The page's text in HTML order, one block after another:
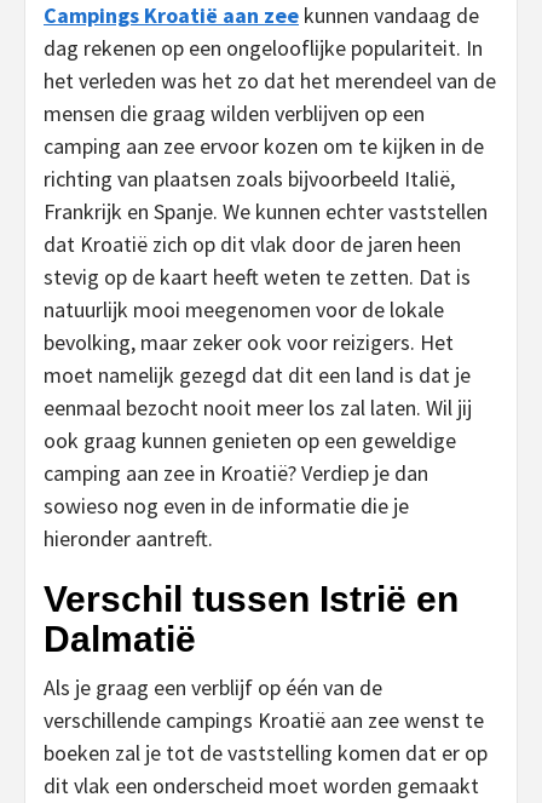
Campings Kroatië aan zee kunnen vandaag de
dag rekenen op een ongelooflijke populariteit. In
het verleden was het zo dat het merendeel van de
mensen die graag wilden verblijven op een
camping aan zee ervoor kozen om te kijken in de
richting van plaatsen zoals bijvoorbeeld Italië,
Frankrijk en Spanje. We kunnen echter vaststellen
dat Kroatië zich op dit vlak door de jaren heen
stevig op de kaart heeft weten te zetten. Dat is
natuurlijk mooi meegenomen voor de lokale
bevolking, maar zeker ook voor reizigers. Het
moet namelijk gezegd dat dit een land is dat je
eenmaal bezocht nooit meer los zal laten. Wil jij
ook graag kunnen genieten op een geweldige
camping aan zee in Kroatië? Verdiep je dan
sowieso nog even in de informatie die je
hieronder aantreft.
Verschil tussen Istrië en
Dalmatië
Als je graag een verblijf op één van de
verschillende campings Kroatië aan zee wenst te
boeken zal je tot de vaststelling komen dat er op
dit vlak een onderscheid moet worden gemaakt